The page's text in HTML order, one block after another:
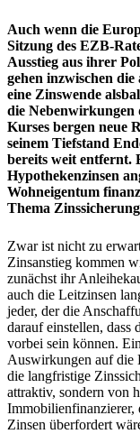
Auch wenn die
Sitzung des EZB-
Ausstieg aus ihrer
gehen inzwischen
eine Zinswende
die Nebenwirkungen
Kurses bergen neue
seinem Tiefstand
bereits weit entfernt.
Hypothekenzinsen
Wohneigentum
Thema
Zwar ist nicht zu
Zinsanstieg kommen
zunächst ihr
auch die Leitzinsen
jeder, der die
darauf einstellen, dass
vorbei sein können.
Auswirkungen auf die
die langfristige
attraktiv, sondern von
Immobilienfinanzierer,
Zinsen überfordert